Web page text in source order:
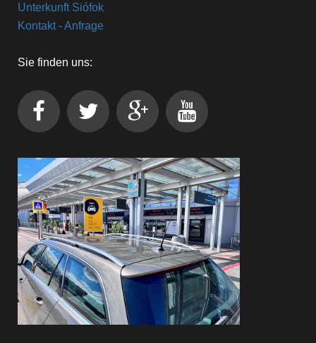
Unterkunft Siófok
Kontakt - Anfrage
Sie finden uns: